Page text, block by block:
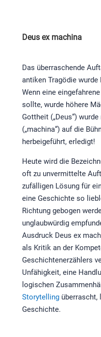
Deus ex machina
Das überraschende
antiken Tragödie wurde
Wenn eine
sollte, wurde höhere
Gottheit („Deus“)
(„machina“) auf die
herbeigeführt, erledigt!
Heute wird die
oft zu unvermittelte
zufälligen Lösung für
eine Geschichte so
Richtung gebogen
unglaubwürdig
Ausdruck Deus ex
als Kritik an der
Geschichtenerzählers
Unfähigkeit, eine
logischen
Storytellingüberrascht,
Geschichte.